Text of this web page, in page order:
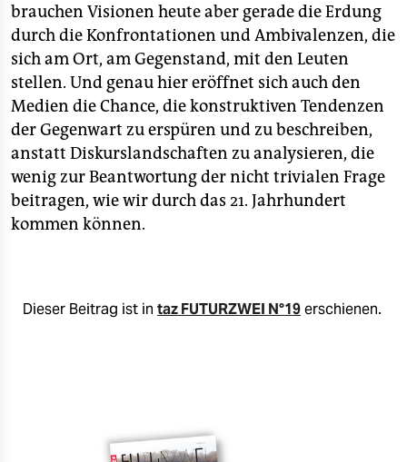
brauchen Visionen heute aber gerade die Erdung
durch die Konfrontationen und Ambivalenzen, die
sich am Ort, am Gegenstand, mit den Leuten
stellen. Und genau hier eröffnet sich auch den
Medien die Chance, die konstruktiven Tendenzen
der Gegenwart zu erspüren und zu beschreiben,
anstatt Diskurslandschaften zu analysieren, die
wenig zur Beantwortung der nicht trivialen Frage
beitragen, wie wir durch das 21. Jahrhundert
kommen können.
Dieser Beitrag ist in taz FUTURZWEI N°19erschienen.